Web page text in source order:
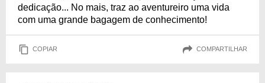
dedicação... No mais, traz ao aventureiro uma vida
com uma grande bagagem de conhecimento!
COPIAR COMPARTILHAR